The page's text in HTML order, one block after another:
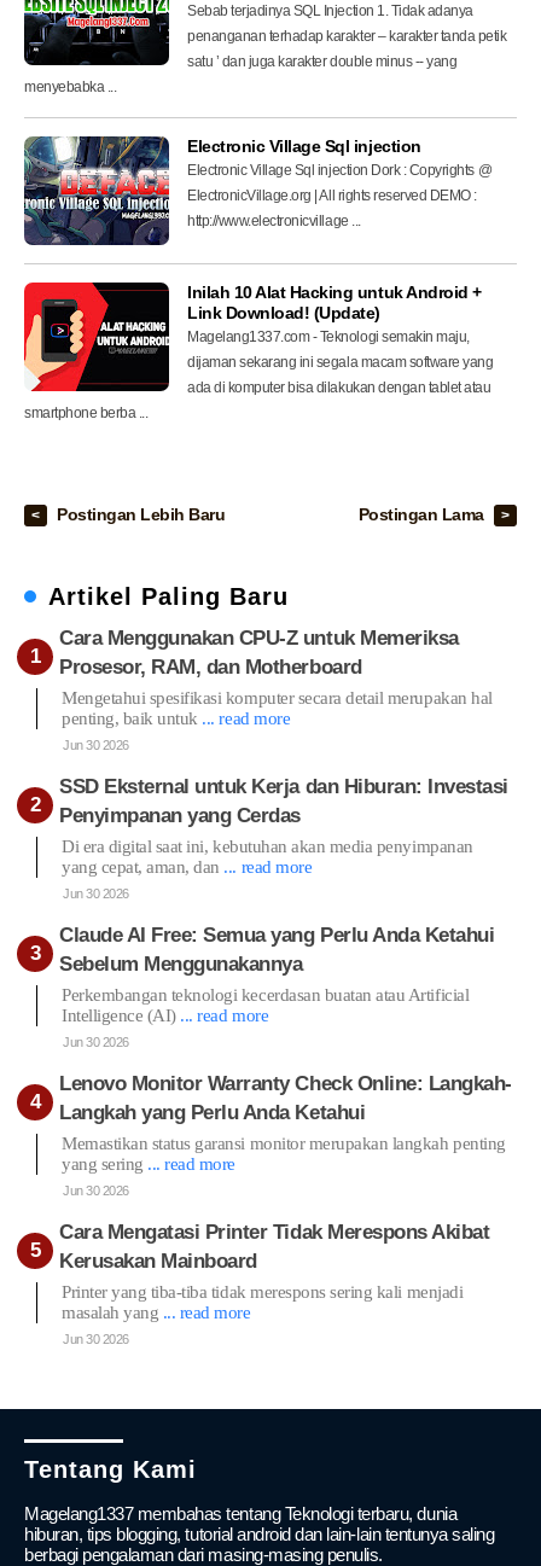
Sebab terjadinya SQL Injection 1. Tidak adanya
penanganan terhadap karakter – karakter tanda petik
satu ’ dan juga karakter double minus -- yang
menyebabka ...
Electronic Village Sql injection
Electronic Village Sql injection Dork : Copyrights @
ElectronicVillage.org | All rights reserved DEMO :
http://www.electronicvillage ...
Inilah 10 Alat Hacking untuk Android +
Link Download! (Update)
Magelang1337.com - Teknologi semakin maju,
dijaman sekarang ini segala macam software yang
ada di komputer bisa dilakukan dengan tablet atau
smartphone berba ...
Postingan Lebih Baru Postingan Lama
Artikel Paling Baru
Cara Menggunakan CPU-Z untuk Memeriksa
Prosesor, RAM, dan Motherboard
Mengetahui spesifikasi komputer secara detail merupakan hal
penting, baik untuk ... read more
Jun 30 2026
SSD Eksternal untuk Kerja dan Hiburan: Investasi
Penyimpanan yang Cerdas
Di era digital saat ini, kebutuhan akan media penyimpanan
yang cepat, aman, dan ... read more
Jun 30 2026
Claude AI Free: Semua yang Perlu Anda Ketahui
Sebelum Menggunakannya
Perkembangan teknologi kecerdasan buatan atau Artificial
Intelligence (AI) ... read more
Jun 30 2026
Lenovo Monitor Warranty Check Online: Langkah-
Langkah yang Perlu Anda Ketahui
Memastikan status garansi monitor merupakan langkah penting
yang sering ... read more
Jun 30 2026
Cara Mengatasi Printer Tidak Merespons Akibat
Kerusakan Mainboard
Printer yang tiba-tiba tidak merespons sering kali menjadi
masalah yang ... read more
Jun 30 2026
Tentang Kami
Magelang1337 membahas tentang Teknologi terbaru, dunia
hiburan, tips blogging, tutorial android dan lain-lain tentunya saling
berbagi pengalaman dari masing-masing penulis.